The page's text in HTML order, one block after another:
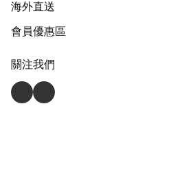
海外直送
會員優惠區
關注我們